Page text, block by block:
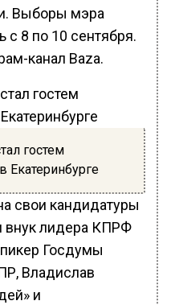
Выборы мэра
с 8 по 10 сентября.
канал Baza.
гостем
Екатеринбурге
свои кандидатуры
внук лидера КПРФ
Госдумы
Владислав
и